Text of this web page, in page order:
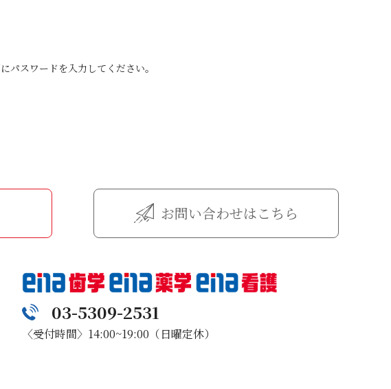
パスワードを入力してください。
お問い合わせはこちら
03-5309-2531
〈受付時間〉14:00~19:00（日曜定休）